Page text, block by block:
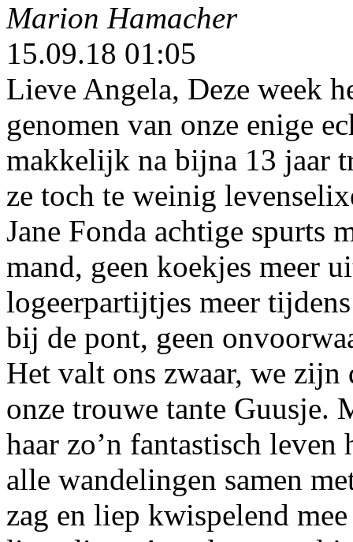
Marion Hamacher
15.09.18 01:05
Lieve Angela, Deze week
genomen van onze enige
makkelijk na bijna 13 jaar
ze toch te weinig
Jane Fonda achtige spurts
mand, geen koekjes meer
logeerpartijtjes meer
bij de pont, geen
Het valt ons zwaar, we
onze trouwe tante Guusje.
haar zo’n fantastisch
alle wandelingen samen
zag en liep kwispelend